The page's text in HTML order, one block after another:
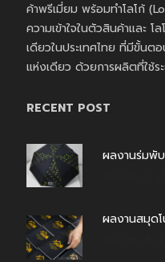
ค้าพรีเมี่ยม พร้อมทำโลโก้
ความเข้าใจในตัวสินค้าและ โ
เดียวในประเทศไทย ที่มีขั้นต
แห่งเดียว ด้วยการผลิตที่ใช้ระ
RECENT POST
ผลงานร่มพั
ผลงานสมุด